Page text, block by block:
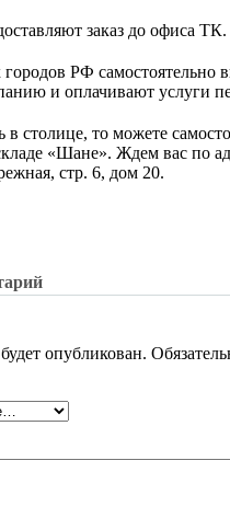
заказ до офиса ТК.
РФ самостоятельно
и оплачивают услуги
в столице, то можете
«Шане». Ждем вас по
стр. 6, дом 20.
опубликован.